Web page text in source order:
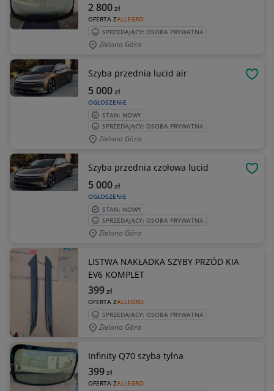
OFERTA ZALLEGRO
2 800zł
SPRZEDAJĄCY: OSOBA PRYWATNA
Zielona Góra
Szyba przednia lucid air
OGŁOSZENIE
5 000zł
STAN: NOWY
SPRZEDAJĄCY: OSOBA PRYWATNA
Zielona Góra
Szyba przednia czołowa lucid
OGŁOSZENIE
5 000zł
STAN: NOWY
SPRZEDAJĄCY: OSOBA PRYWATNA
Zielona Góra
LISTWA NAKŁADKA SZYBY PRZÓD KIA
EV6 KOMPLET
OFERTA ZALLEGRO
399zł
SPRZEDAJĄCY: OSOBA PRYWATNA
Zielona Góra
Infinity Q70 szyba tylna
OFERTA ZALLEGRO
399zł